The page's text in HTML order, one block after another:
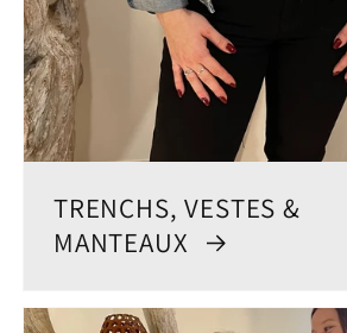
TRENCHS, VESTES &
MANTEAUX